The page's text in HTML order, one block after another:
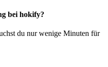
bei hokify?
du nur wenige Minuten für